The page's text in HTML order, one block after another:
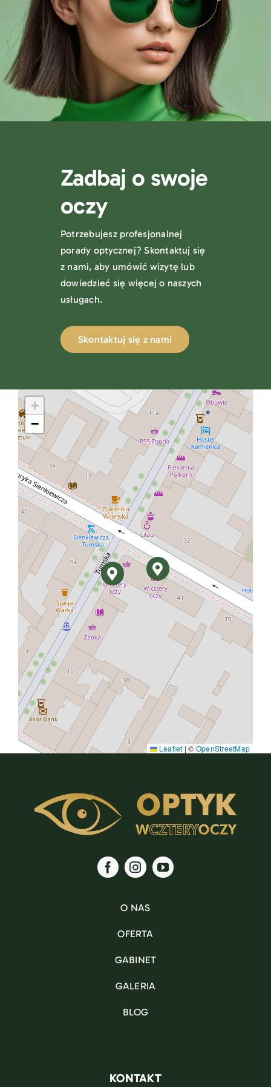
Zadbaj o swoje
oczy
Potrzebujesz profesjonalnej
porady optycznej? Skontaktuj się
z nami, aby umówić wizytę lub
dowiedzieć się więcej o naszych
usługach.
Skontaktuj się z nami
+
−
Leaflet | © OpenStreetMap
O NAS
OFERTA
GABINET
GALERIA
BLOG
KONTAKT